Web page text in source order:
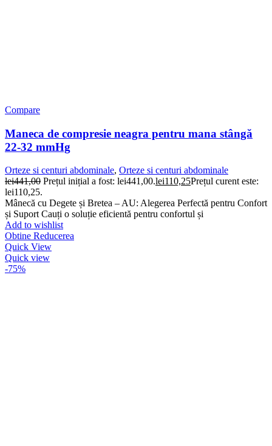
Compare
Maneca de compresie neagra pentru mana stângă
22-32 mmHg
Orteze si centuri abdominale, Orteze si centuri abdominale
lei441,00 Prețul inițial a fost: lei441,00.lei110,25Prețul curent este:
lei110,25.
Mânecă cu Degete și Bretea – AU: Alegerea Perfectă pentru Confort
și Suport Cauți o soluție eficientă pentru confortul și
Add to wishlist
Obtine Reducerea
Quick View
Quick view
-75%